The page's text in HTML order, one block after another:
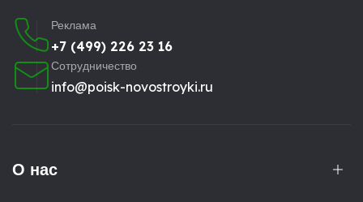
Реклама
+7 (499) 226 23 16
Сотрудничество
info@poisk-novostroyki.ru
О нас